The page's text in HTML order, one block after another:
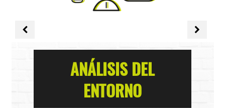
ANÁLISIS DEL
ENTORNO